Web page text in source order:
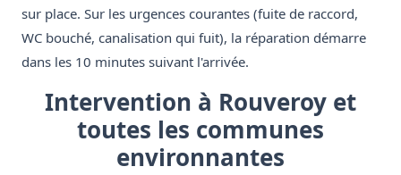
sur place. Sur les urgences courantes (fuite de raccord,
WC bouché, canalisation qui fuit), la réparation démarre
dans les 10 minutes suivant l'arrivée.
Intervention à Rouveroy et
toutes les communes
environnantes